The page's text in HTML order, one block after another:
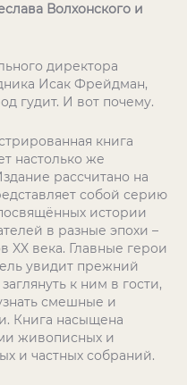
Волхонского и
директора
Исак Фрейдман,
гудит. И вот почему.
книга
настолько же
рассчитано на
собой серию
истории
в разные эпохи –
XX века. Главные герои
увидит прежний
к ним в гости,
смешные и
Книга насыщена
живописных и
и частных собраний.